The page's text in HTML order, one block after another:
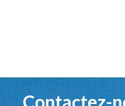
Contactez-